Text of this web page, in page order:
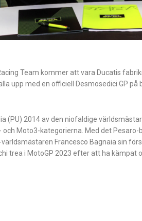
Team kommer att vara Ducatis
upp med en officiell Desmosedici GP
(PU) 2014 av den niofaldige
Moto3-kategorierna. Med det Pesaro-
Francesco Bagnaia sin
trea i MotoGP 2023 efter att ha kämpat